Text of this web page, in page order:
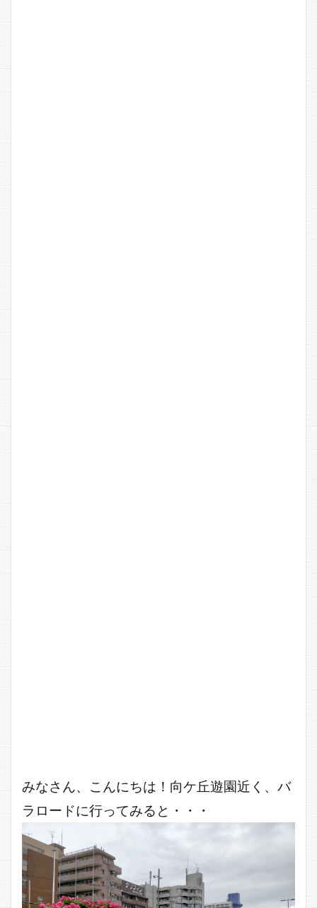
みなさん、こんにちは！向ケ丘遊園近く、バ
ラロードに行ってみると・・・